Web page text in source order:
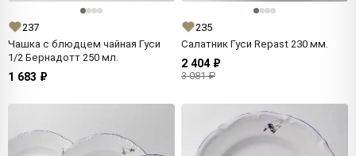
237
Чашка с блюдцем чайная Гуси
1/2 Бернадотт 250 мл.
1 683 ₽
235
Салатник Гуси Repast 230 мм.
2 404 ₽
3 081 ₽